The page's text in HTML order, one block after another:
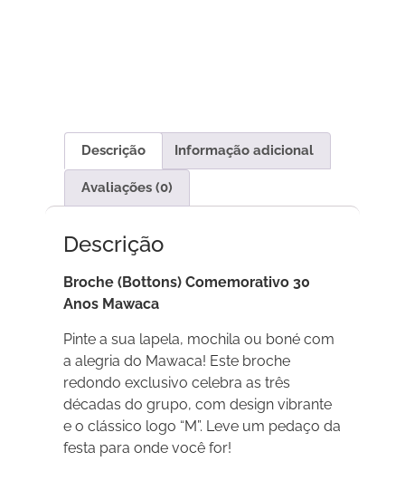
Descrição Informação adicional
Avaliações (0)
Descrição
Broche (Bottons) Comemorativo 30
Anos Mawaca
Pinte a sua lapela, mochila ou boné com
a alegria do Mawaca! Este broche
redondo exclusivo celebra as três
décadas do grupo, com design vibrante
e o clássico logo “M”. Leve um pedaço da
festa para onde você for!